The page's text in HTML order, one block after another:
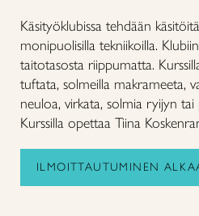
Käsityöklubissa tehdään
monipuolisilla tekniikoilla.
taitotasosta riippumatta.
tuftata, solmeilla makrameeta,
neuloa, virkata, solmia ryijyn
Kurssilla opettaa Tiina
ILMOITTAUTUMINEN